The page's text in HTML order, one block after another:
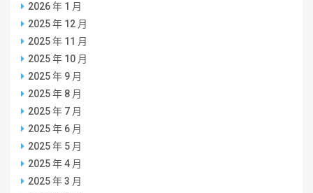
2026 年 1 月
2025 年 12 月
2025 年 11 月
2025 年 10 月
2025 年 9 月
2025 年 8 月
2025 年 7 月
2025 年 6 月
2025 年 5 月
2025 年 4 月
2025 年 3 月